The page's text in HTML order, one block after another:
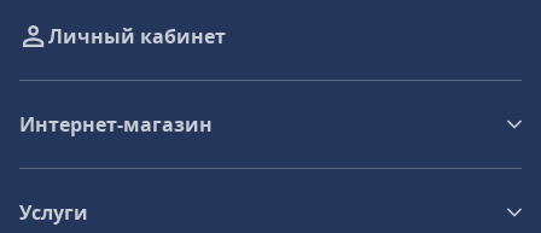
Личный кабинет
Интернет-магазин
Услуги